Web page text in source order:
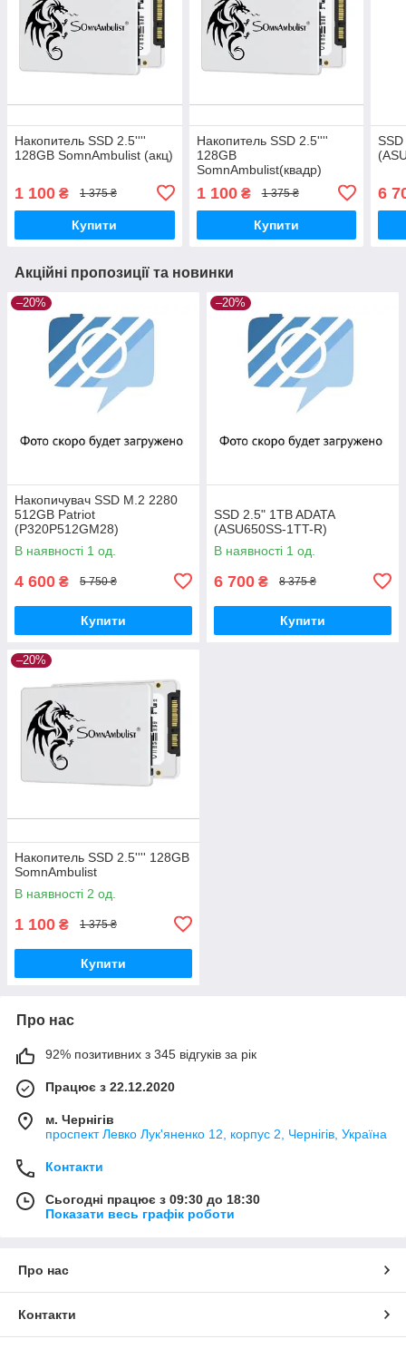
Накопитель SSD 2.5''''
128GB SomnAmbulist (акц)
1 100 ₴ 1 375 ₴
Купити
Накопитель SSD 2.5''''
128GB
SomnAmbulist(квадр)
1 100₴ 1 375 ₴
Купити
6
Акційні пропозиції та новинки
–20%
Накопичувач SSD M.2 2280
512GB Patriot
(P320P512GM28)
В наявності 1 од.
4 600 ₴ 5 750 ₴
Купити
–20%
SSD 2.5" 1TB ADATA
(ASU650SS-1TT-R)
В наявності 1 од.
6 700 ₴ 8 375 ₴
Купити
–20%
Накопитель SSD 2.5'''' 128GB
SomnAmbulist
В наявності 2 од.
1 100 ₴ 1 375 ₴
Купити
Про нас
92% позитивних з 345 відгуків за рік
Працює з 22.12.2020
м. Чернігів
проспект Левко Лук'яненко 12, корпус 2, Чернігів, Україна
Контакти
Сьогодні працює з 09:30 до 18:30
Показати весь графік роботи
Про нас
Контакти